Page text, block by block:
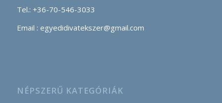
Tel.: +36-70-546-3033
Email : egyedidivatekszer@gmail.com
NÉPSZERŰ KATEGÓRIÁK